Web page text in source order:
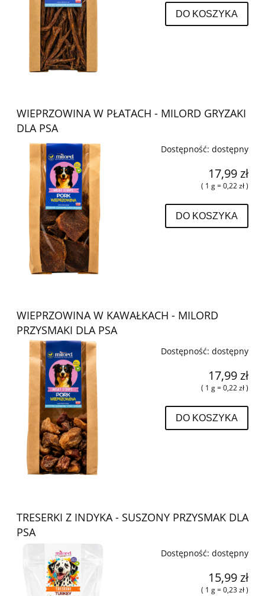
DO KOSZYKA
WIEPRZOWINA W PŁATACH - MILORD GRYZAKI
DLA PSA
Dostępność: dostępny
17,99 zł
( 1 g = 0,22 zł )
DO KOSZYKA
WIEPRZOWINA W KAWAŁKACH - MILORD
PRZYSMAKI DLA PSA
Dostępność: dostępny
17,99 zł
( 1 g = 0,22 zł )
DO KOSZYKA
TRESERKI Z INDYKA - SUSZONY PRZYSMAK DLA
PSA
Dostępność: dostępny
15,99 zł
( 1 g = 0,23 zł )